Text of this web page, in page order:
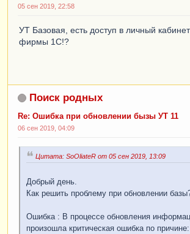
05 сен 2019, 22:58
УТ Базовая, есть доступ в личный
фирмы 1С!?
Поиск родных
Re: Ошибка при обновлении бызы УТ 11
06 сен 2019, 04:09
Цитата: SoOliateR от 05 сен 2019, 13:09
Добрый день.
Как решить проблему при обновлении
Ошибка : В процессе обновления
произошла критическая ошибка по